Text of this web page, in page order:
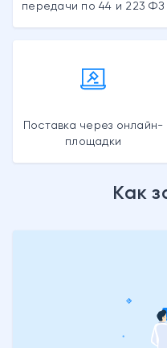
передачи по 44 и 223 ФЗ
Поставка через онлайн-
площадки
Как